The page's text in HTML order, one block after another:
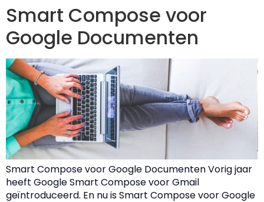
Smart Compose voor
Google Documenten
Smart Compose voor Google Documenten Vorig jaar
heeft Google Smart Compose voor Gmail
geïntroduceerd. En nu is Smart Compose voor Google